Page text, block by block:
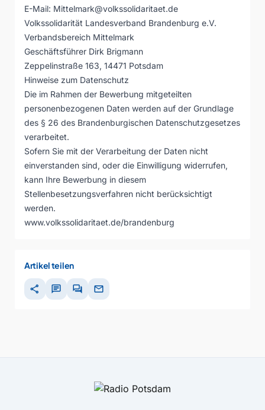
E-Mail: Mittelmark@volkssolidaritaet.de
Volkssolidarität Landesverband Brandenburg e.V.
Verbandsbereich Mittelmark
Geschäftsführer Dirk Brigmann
Zeppelinstraße 163, 14471 Potsdam
Hinweise zum Datenschutz
Die im Rahmen der Bewerbung mitgeteilten
personenbezogenen Daten werden auf der Grundlage
des § 26 des Brandenburgischen Datenschutzgesetzes
verarbeitet.
Sofern Sie mit der Verarbeitung der Daten nicht
einverstanden sind, oder die Einwilligung widerrufen,
kann Ihre Bewerbung in diesem
Stellenbesetzungsverfahren nicht berücksichtigt
werden.
www.volkssolidaritaet.de/brandenburg
Artikel teilen
share chat forum mail